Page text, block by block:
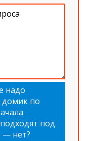
надо
домик по
под
— нет?